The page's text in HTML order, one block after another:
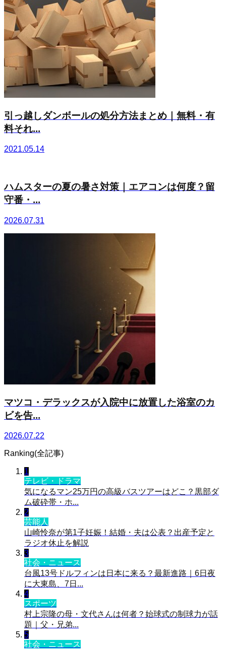
引っ越しダンボールの処分方法まとめ｜無料・有
料それ...
2021.05.14
ハムスターの夏の暑さ対策｜エアコンは何度？留
守番・...
2026.07.31
マツコ・デラックスが入院中に放置した浴室のカ
ビを告...
2026.07.22
Ranking(全記事)
1
テレビ・ドラマ
気になるマン25万円の高級バスツアーはどこ？黒部ダ
ム破砕帯・ホ...
2
芸能人
山崎怜奈が第1子妊娠！結婚・夫は公表？出産予定と
ラジオ休止を解説
3
社会・ニュース
台風13号ドルフィンは日本に来る？最新進路｜6日夜
に大東島、7日...
4
スポーツ
村上宗隆の母・文代さんは何者？始球式の制球力が話
題｜父・兄弟...
5
社会・ニュース